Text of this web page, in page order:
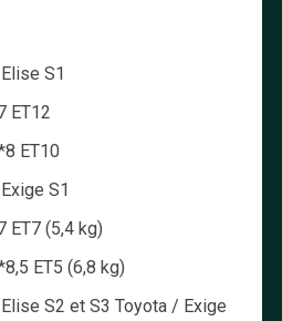
S1
ET12
ET10
S1
ET7 (5,4 kg)
ET5 (6,8 kg)
S2 et S3 Toyota / Exige